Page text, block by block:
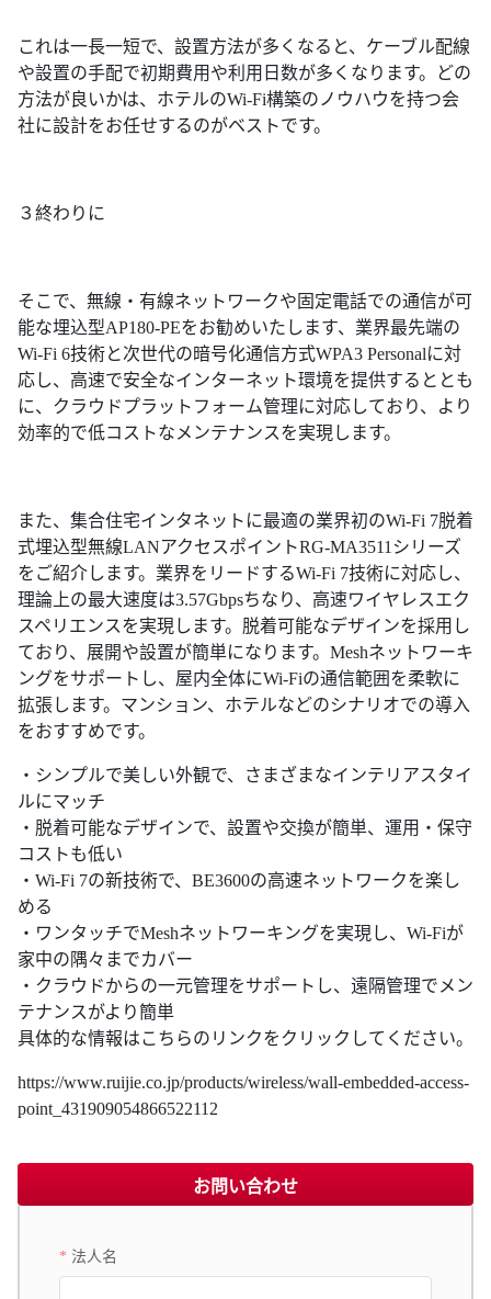
これは一長一短で、設置方法が多くなると、ケーブル配線
や設置の手配で初期費用や利用日数が多くなります。どの
方法が良いかは、ホテルのWi-Fi構築のノウハウを持つ会
社に設計をお任せするのがベストです。
３終わりに
そこで、無線・有線ネットワークや固定電話での通信が可
能な埋込型AP180-PEをお勧めいたします、業界最先端の
Wi-Fi 6技術と次世代の暗号化通信方式WPA3 Personalに対
応し、高速で安全なインターネット環境を提供するととも
に、クラウドプラットフォーム管理に対応しており、より
効率的で低コストなメンテナンスを実現します。
また、集合住宅インタネットに最適の業界初のWi-Fi 7脱着
式埋込型無線LANアクセスポイントRG-MA3511シリーズ
をご紹介します。業界をリードするWi-Fi 7技術に対応し、
理論上の最大速度は3.57Gbpsちなり、高速ワイヤレスエク
スペリエンスを実現します。脱着可能なデザインを採用し
ており、展開や設置が簡単になります。Meshネットワーキ
ングをサポートし、屋内全体にWi-Fiの通信範囲を柔軟に
拡張します。マンション、ホテルなどのシナリオでの導入
をおすすめです。
・シンプルで美しい外観で、さまざまなインテリアスタイ
ルにマッチ
・脱着可能なデザインで、設置や交換が簡単、運用・保守
コストも低い
・Wi-Fi 7の新技術で、BE3600の高速ネットワークを楽し
める
・ワンタッチでMeshネットワーキングを実現し、Wi-Fiが
家中の隅々までカバー
・クラウドからの一元管理をサポートし、遠隔管理でメン
テナンスがより簡単
具体的な情報はこちらのリンクをクリックしてください。
https://www.ruijie.co.jp/products/wireless/wall-embedded-access-
point_431909054866522112
お問い合わせ
法人名